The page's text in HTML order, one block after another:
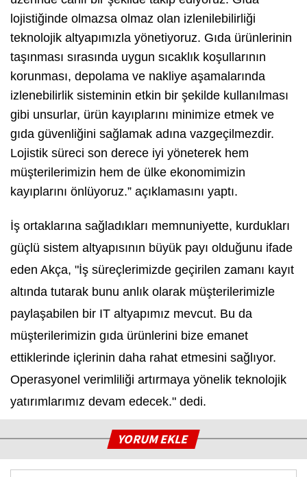
lojistiğinde olmazsa olmaz olan izlenilebilirliği
teknolojik altyapımızla yönetiyoruz. Gıda ürünlerinin
taşınması sırasında uygun sıcaklık koşullarının
korunması, depolama ve nakliye aşamalarında
izlenebilirlik sisteminin etkin bir şekilde kullanılması
gibi unsurlar, ürün kayıplarını minimize etmek ve
gıda güvenliğini sağlamak adına vazgeçilmezdir.
Lojistik süreci son derece iyi yöneterek hem
müşterilerimizin hem de ülke ekonomimizin
kayıplarını önlüyoruz.” açıklamasını yaptı.
İş ortaklarına sağladıkları memnuniyette, kurdukları
güçlü sistem altyapısının büyük payı olduğunu ifade
eden Akça, "İş süreçlerimizde geçirilen zamanı kayıt
altında tutarak bunu anlık olarak müşterilerimizle
paylaşabilen bir IT altyapımız mevcut. Bu da
müşterilerimizin gıda ürünlerini bize emanet
ettiklerinde içlerinin daha rahat etmesini sağlıyor.
Operasyonel verimliliği artırmaya yönelik teknolojik
yatırımlarımız devam edecek." dedi.
YORUM EKLE